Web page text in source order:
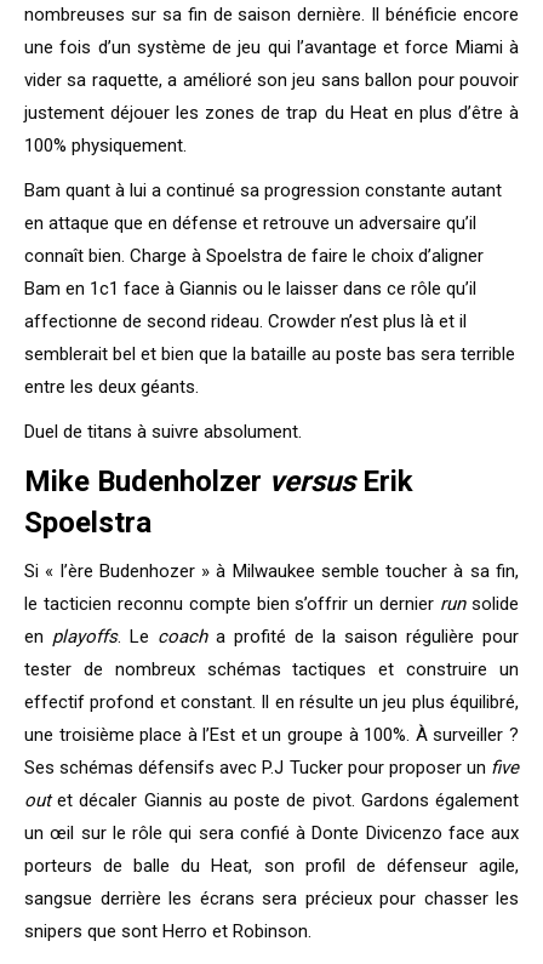
nombreuses sur sa fin de saison dernière. Il bénéficie encore
une fois d’un système de jeu qui l’avantage et force Miami à
vider sa raquette, a amélioré son jeu sans ballon pour pouvoir
justement déjouer les zones de trap du Heat en plus d’être à
100% physiquement.
Bam quant à lui a continué sa progression constante autant
en attaque que en défense et retrouve un adversaire qu’il
connaît bien. Charge à Spoelstra de faire le choix d’aligner
Bam en 1c1 face à Giannis ou le laisser dans ce rôle qu’il
affectionne de second rideau. Crowder n’est plus là et il
semblerait bel et bien que la bataille au poste bas sera terrible
entre les deux géants.
Duel de titans à suivre absolument.
Mike Budenholzer versusErik
Spoelstra
Si « l’ère Budenhozer » à Milwaukee semble toucher à sa fin,
le tacticien reconnu compte bien s’offrir un dernier runsolide
en playoffs. Le coacha profité de la saison régulière pour
tester de nombreux schémas tactiques et construire un
effectif profond et constant. Il en résulte un jeu plus équilibré,
une troisième place à l’Est et un groupe à 100%. À surveiller ?
Ses schémas défensifs avec P.J Tucker pour proposer un five
outet décaler Giannis au poste de pivot. Gardons également
un œil sur le rôle qui sera confié à Donte Divicenzo face aux
porteurs de balle du Heat, son profil de défenseur agile,
sangsue derrière les écrans sera précieux pour chasser les
snipers que sont Herro et Robinson.